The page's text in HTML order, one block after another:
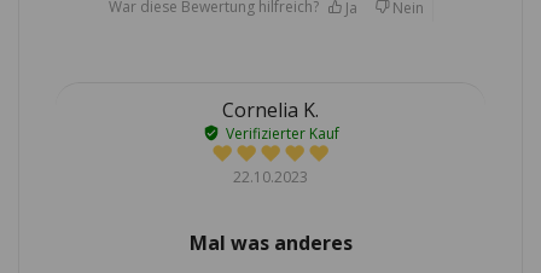
War diese Bewertung hilfreich? Ja Nein
Cornelia K.
Verifizierter Kauf
22.10.2023
Mal was anderes